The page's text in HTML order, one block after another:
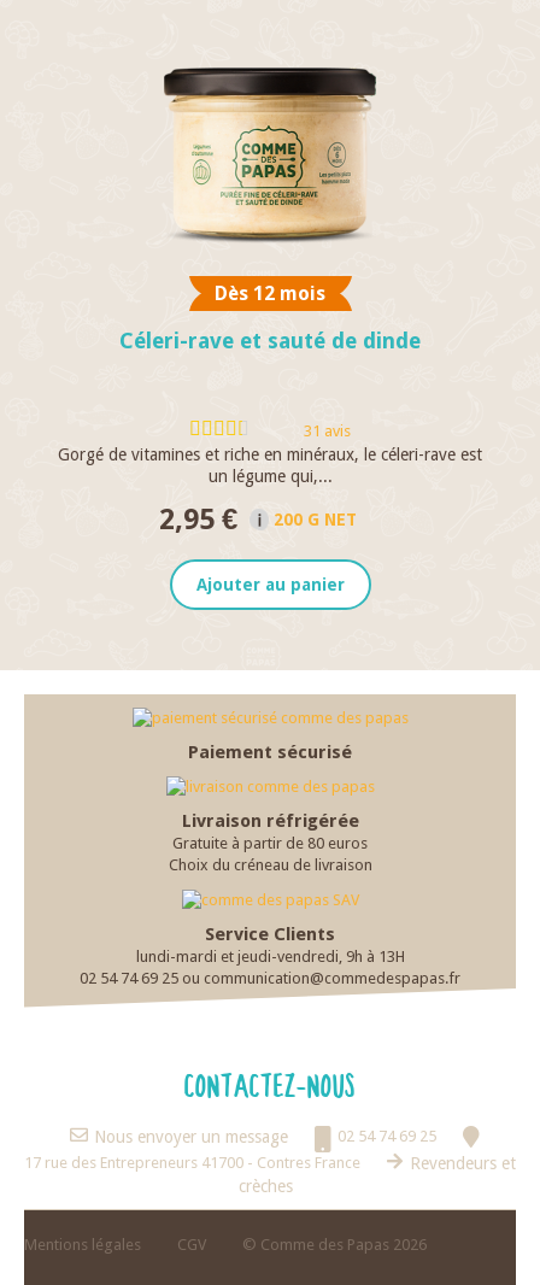
Dès 12 mois
Céleri-rave et sauté de dinde
31 avis
Gorgé de vitamines et riche en minéraux, le céleri-rave est
un légume qui,...
2,95 € 200 G NET
Ajouter au panier
Paiement sécurisé
Livraison réfrigérée
Gratuite à partir de 80 euros
Choix du créneau de livraison
Service Clients
lundi-mardi et jeudi-vendredi, 9h à 13H
02 54 74 69 25 ou communication@commedespapas.fr
CONTACTEZ-NOUS
Nous envoyer un message
02 54 74 69 25
17 rue des Entrepreneurs 41700 - Contres France
Revendeurs et
crèches
Mentions légales CGV © Comme des Papas 2026